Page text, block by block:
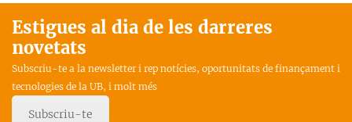
Estigues al dia de les darreres
novetats
Subscriu-te a la newsletter i rep notícies, oportunitats de finançament i
tecnologies de la UB, i molt més
Subscriu-te